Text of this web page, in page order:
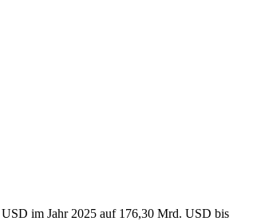
im Jahr 2025 auf 176,30 Mrd. USD bis